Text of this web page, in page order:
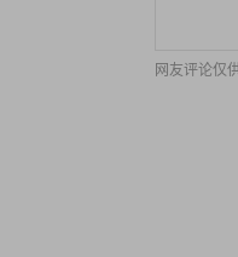
网友评论仅